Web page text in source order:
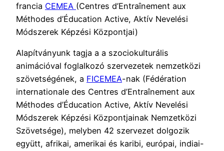
francia CEMEA (Centres d’Entraînement aux
Méthodes d’Éducation Active, Aktív Nevelési
Módszerek Képzési Központjai)
Alapítványunk tagja a a szociokulturális
animációval foglalkozó szervezetek nemzetközi
szövetségének, a FICEMEA-nak (Fédération
internationale des Centres d’Entraînement aux
Méthodes d’Éducation Active, Aktív Nevelési
Módszerek Képzési Központjainak Nemzetközi
Szövetsége), melyben 42 szervezet dolgozik
együtt, afrikai, amerikai és karibi, európai, indiai-